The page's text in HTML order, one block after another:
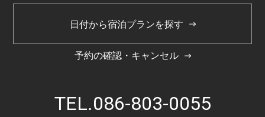
日付から宿泊プランを探す
予約の確認・キャンセル
TEL.086-803-0055